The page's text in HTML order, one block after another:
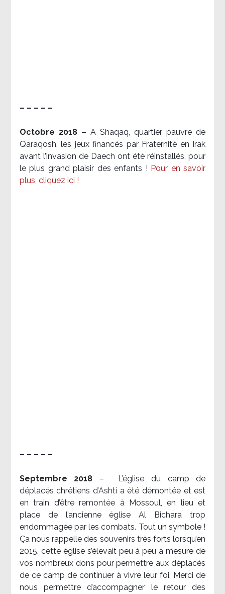
– – – – –
Octobre 2018 – A Shaqaq, quartier pauvre de
Qaraqosh, les jeux financés par Fraternité en Irak​
avant l’invasion de Daech ont été réinstallés, pour
le plus grand plaisir des enfants ! Pour en savoir
plus, cliquez ici !
– – – – –
Septembre 2018 –
L’église du camp de
déplacés chrétiens d’Ashti a été démontée et est
en train d’être remontée à Mossoul, en lieu et
place de l’ancienne église Al Bichara trop
endommagée par les combats. Tout un symbole !
Ça nous rappelle des souvenirs très forts lorsqu’en
2015, cette église s’élevait peu à peu à mesure de
vos nombreux dons pour permettre aux déplacés
de ce camp de continuer à vivre leur foi. Merci de
nous permettre d’accompagner le retour des